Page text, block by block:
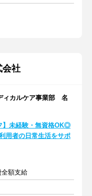
会社
ィカルケア事業部 名
】未経験・無資格OK◎
用者の日常生活をサポ
額支給